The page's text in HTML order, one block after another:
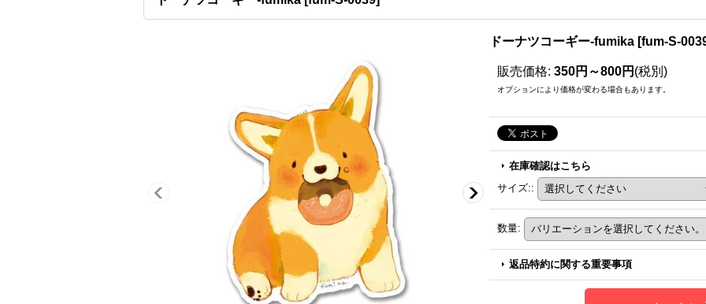
ドーナツコーギー-fumika [fum-S-
販売価格: 350円～800円 (税別)
オプションにより価格が変わる場合もあります。
在庫確認はこちら
サイズ::
数量:
返品特約に関する重要事項